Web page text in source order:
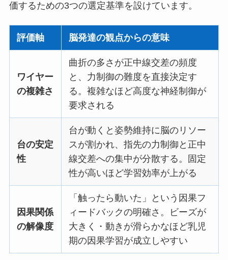
価するための3つの選定基準を設けています。
評価軸 脳発達の観点からの意味
ワイヤー
の複雑さ
曲折の多さが正中線交差の頻度
と、力制御の難度を直接決定す
る。複雑なほど高度な神経制御が
要求される
台の安定
性
台が動くと姿勢維持に脳のリソー
スが割かれ、指先の力制御と正中
線交差への集中が分散する。固定
性が高いほど学習効率が上がる
因果関係
の解像度
「触ったら動いた」という因果フ
ィードバックの明確さ。ビーズが
大きく・動きが滑らかなほど乳児
期の因果学習が成立しやすい